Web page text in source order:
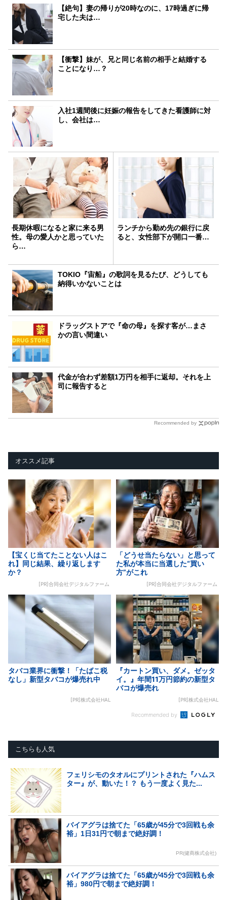
【絶句】妻の帰りが20時なのに、17時過ぎに帰
宅した夫は…
【衝撃】妹が、兄と同じ名前の相手と結婚する
ことになり…？
入社1週間後に妊娠の報告をしてきた看護師に対
し、会社は…
長期休暇になると家に来る男
性。母の愛人かと思っていた
ら…
ランチから勤め先の銀行に戻
ると、女性部下が開口一番…
TOKIO『宙船』の歌詞を見るたび、どうしても
納得いかないことは
ドラッグストアで『命の母』を探す客が…まさ
かの言い間違い
代金が合わず差額1万円を相手に返却。それを上
司に報告すると
Recommended by
オススメ記事
【宝くじ当てたことない人はこ
れ】同じ結果、繰り返します
か？
[PR]合同会社デジタルファーム
「どうせ当たらない」と思って
た私が本当に当選した“買い
方”がこれ
[PR]合同会社デジタルファーム
タバコ業界に衝撃！「たばこ税
なし」新型タバコが爆売れ中
[PR]株式会社HAL
『カートン買い、ダメ。ゼッタ
イ。』年間11万円節約の新型タ
バコが爆売れ
[PR]株式会社HAL
Recommended by
こちらも人気
フェリシモのタオルにプリントされた『ハムス
ター』が、動いた！？ もう一度よく見た...
バイアグラは捨てた「65歳が45分で3回戦も余
裕」1日31円で朝まで絶好調！
PR(健商株式会社)
バイアグラは捨てた「65歳が45分で3回戦も余
裕」980円で朝まで絶好調！